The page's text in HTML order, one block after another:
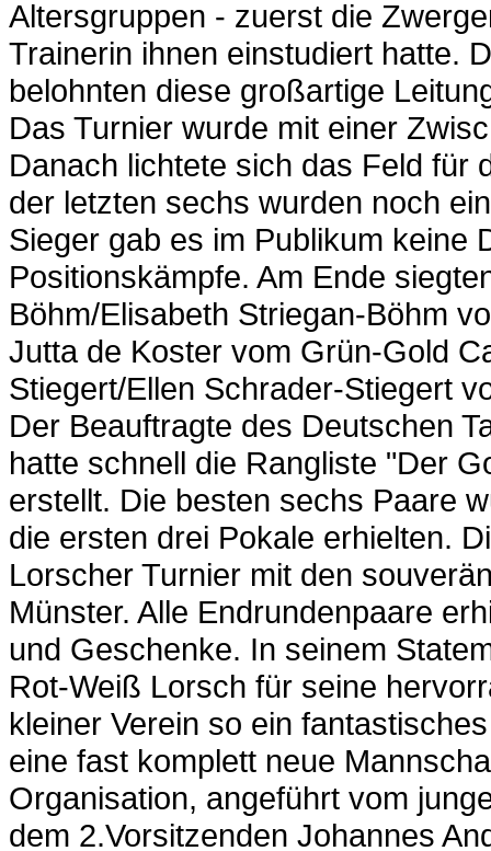
Altersgruppen - zuerst die
Trainerin ihnen einstudiert hatte.
belohnten diese großartige
Das Turnier wurde mit einer
Danach lichtete sich das Feld für
der letzten sechs wurden noch
Sieger gab es im Publikum keine
Positionskämpfe. Am Ende
Böhm/Elisabeth Striegan-Böhm
Jutta de Koster vom Grün-Gold
Stiegert/Ellen Schrader-Stiegert
Der Beauftragte des Deutschen
hatte schnell die Rangliste "Der
erstellt. Die besten sechs Paare
die ersten drei Pokale erhielten.
Lorscher Turnier mit den
Münster. Alle Endrundenpaare
und Geschenke. In seinem
Rot-Weiß Lorsch für seine
kleiner Verein so ein
eine fast komplett neue
Organisation, angeführt vom
dem 2.Vorsitzenden Johannes